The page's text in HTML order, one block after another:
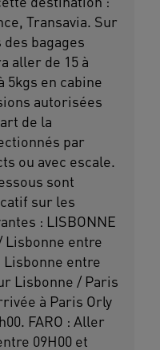
Transavia. Sur
bagages
aller de 15 à
5kgs en cabine
autorisées
de la
ou avec escale.
sont
sur les
Lisbonne / Paris
à Paris Orly
Aller